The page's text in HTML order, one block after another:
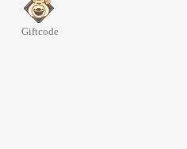
Giftcode